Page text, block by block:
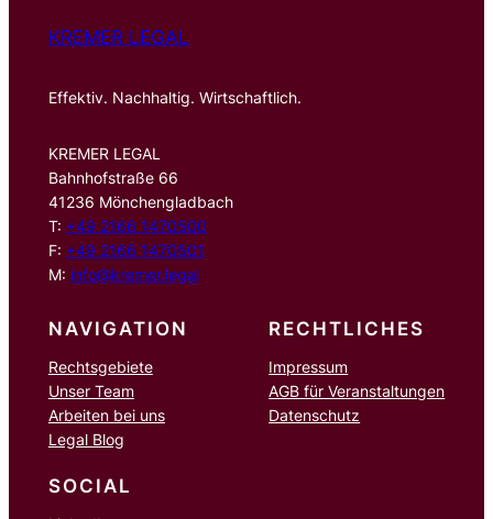
KREMER LEGAL
Effektiv. Nachhaltig. Wirtschaftlich.
KREMER LEGAL
Bahnhofstraße 66
41236 Mönchengladbach
T: +49 2166 1470500
F: +49 2166 1470501
M: info@kremer.legal
NAVIGATION
Rechtsgebiete
Unser Team
Arbeiten bei uns
Legal Blog
RECHTLICHES
Impressum
AGB für Veranstaltungen
Datenschutz
SOCIAL